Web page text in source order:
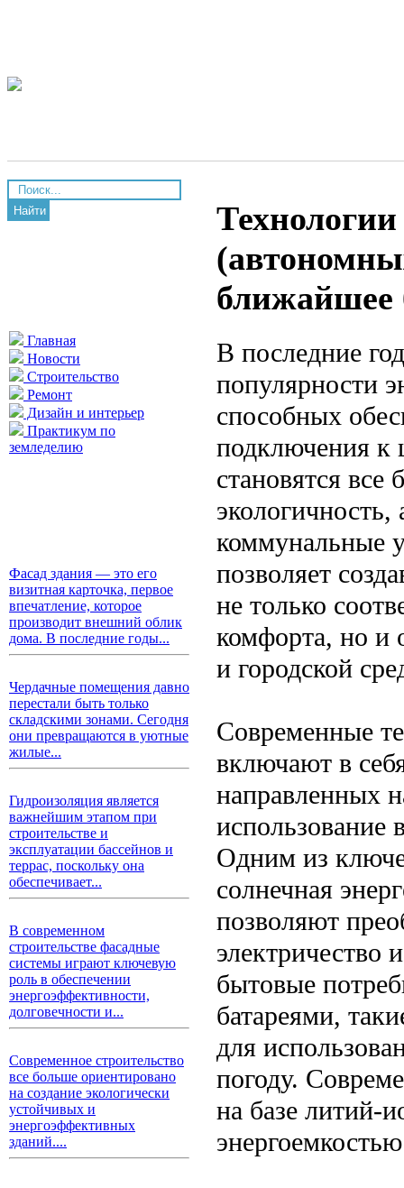
Найти
Главная
Новости
Строительство
Ремонт
Дизайн и интерьер
Практикум по
земледелию
Фасад здания — это его
визитная карточка, первое
впечатление, которое
производит внешний облик
дома. В последние годы...
Чердачные помещения давно
перестали быть только
складскими зонами. Сегодня
они превращаются в уютные
жилые...
Гидроизоляция является
важнейшим этапом при
строительстве и
эксплуатации бассейнов и
террас, поскольку она
обеспечивает...
В современном
строительстве фасадные
системы играют ключевую
роль в обеспечении
энергоэффективности,
долговечности и...
Современное строительство
все больше ориентировано
на создание экологически
устойчивых и
энергоэффективных
зданий....
ближайшее
В последние
популярности
способных
подключения к
становятся все
экологичность,
коммунальные
позволяет
не только
комфорта, но и
и городской
Современные
включают в
направленных
использование
Одним из
солнечная
позволяют
электричество
бытовые
батареями,
для
погоду.
на базе литий-